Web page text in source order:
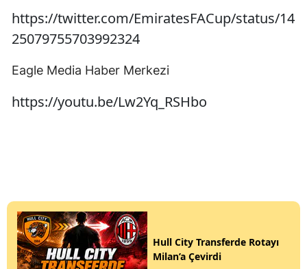
https://twitter.com/EmiratesFACup/status/14
25079755703992324
Eagle Media Haber Merkezi
https://youtu.be/Lw2Yq_RSHbo
Hull City Transferde Rotayı
Milan’a Çevirdi